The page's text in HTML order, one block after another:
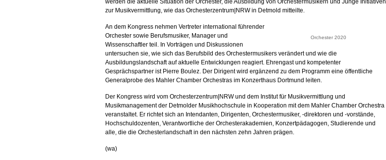
werden die aktuelle Situation der Orchester, die Ausbildung von Orchestermusikern und Junge Initiativen
zur Musikvermittlung, wie das Orchesterzentrum|NRW in Detmold mitteilte.
Orchester 2020
An dem Kongress nehmen Vertreter international führender
Orchester sowie Berufsmusiker, Manager und
Wissenschaftler teil. In Vorträgen und Diskussionen
untersuchen sie, wie sich das Berufsbild des Orchestermusikers verändert und wie die
Ausbildungslandschaft auf aktuelle Entwicklungen reagiert. Ehrengast und kompetenter
Gesprächspartner ist Pierre Boulez. Der Dirigent wird ergänzend zu dem Programm eine öffentliche
Generalprobe des Mahler Chamber Orchestras im Konzerthaus Dortmund leiten.
Der Kongress wird vom Orchesterzentrum|NRW und dem Institut für Musikvermittlung und
Musikmanagement der Detmolder Musikhochschule in Kooperation mit dem Mahler Chamber Orchestra
veranstaltet. Er richtet sich an Intendanten, Dirigenten, Orchestermusiker, -direktoren und -vorstände,
Hochschuldozenten, Verantwortliche der Orchesterakademien, Konzertpädagogen, Studierende und
alle, die die Orchesterlandschaft in den nächsten zehn Jahren prägen.
(wa)